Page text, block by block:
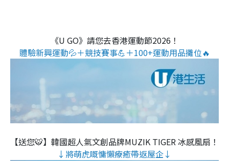
《U GO》請您去香港運動節2026！
體驗新興運動💦＋競技賽事💪＋100+運動用品攤位🔥
【送您🐯】韓國超人氣文創品牌MUZIK TIGER 冰感風扇！
↓將萌虎嘅慵懶療癒帶返屋企↓